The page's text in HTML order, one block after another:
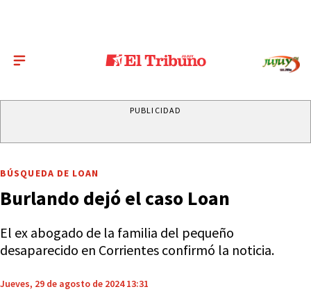
PUBLICIDAD
BÚSQUEDA DE LOAN
Burlando dejó el caso Loan
El ex abogado de la familia del pequeño
desaparecido en Corrientes confirmó la noticia.
Jueves, 29 de agosto de 2024 13:31